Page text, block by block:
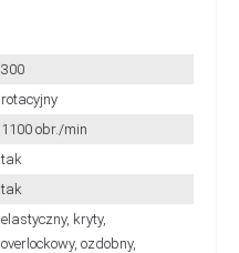
300
rotacyjny
1100 obr./min
tak
tak
elastyczny, kryty,
overlockowy, ozdobny,